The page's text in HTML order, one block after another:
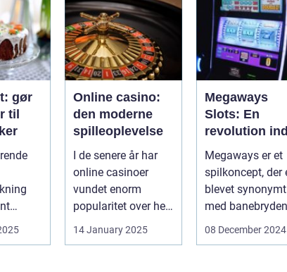
gør
til
...
Online casino:
den moderne
spilleoplevelse
I de senere år har
online casinoer
vundet enorm
popularitet over hele
teknolog...
14 January 2025
Megaways
Slots: En
revolution
for online
Megaways er et
spilkoncept, der
blevet synonymt
med
innovation inden
08 December 2024